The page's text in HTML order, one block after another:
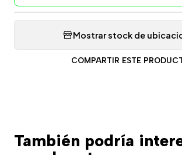
Mostrar stock de
COMPARTIR ESTE
También podría